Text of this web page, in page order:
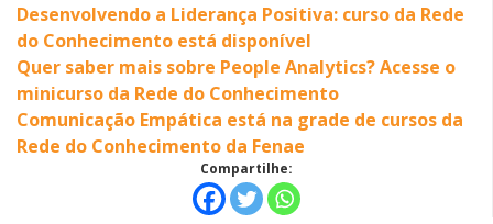
Desenvolvendo a Liderança Positiva: curso da Rede
do Conhecimento está disponível
Quer saber mais sobre People Analytics? Acesse o
minicurso da Rede do Conhecimento
Comunicação Empática está na grade de cursos da
Rede do Conhecimento da Fenae
Compartilhe: